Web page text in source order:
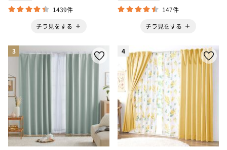
1439件
チラ見をする
147件
チラ見をする
3 4